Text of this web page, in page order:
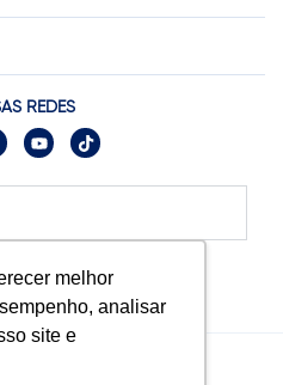
melhor
analisar
site e
REDES